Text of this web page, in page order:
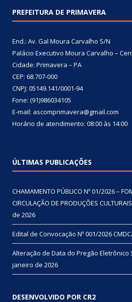
PREFEITURA DE PRIMAVERA
End.: Av. Gal Moura Carvalho S/N
Palácio Executivo Moura Carvalho –
Cidade: Primavera – PA
CEP: 68.707-000
CNPJ: 05149.141/0001-94
Fone: (91)986034105
E-mail: ascomprimavera@gmail.com
Horário de atendimento: 08:00 às 14:00
ÚLTIMAS PUBLICAÇÕES
CHAMAMENTO PÚBLICO Nº 01/2026 –
CIRCULAÇÃO DE PRODUÇÕES
de 2026
Edital de Convocação Nº 001/2026
Alteração de Data do Pregão Eletrônico
janeiro de 2026
DESENVOLVIDO POR CR2